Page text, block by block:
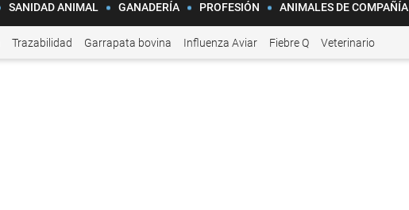
SANIDAD ANIMAL GANADERÍA PROFESIÓN ANIMALES DE COMPAÑÍA
Trazabilidad Garrapata bovina Influenza Aviar Fiebre Q Veterinario